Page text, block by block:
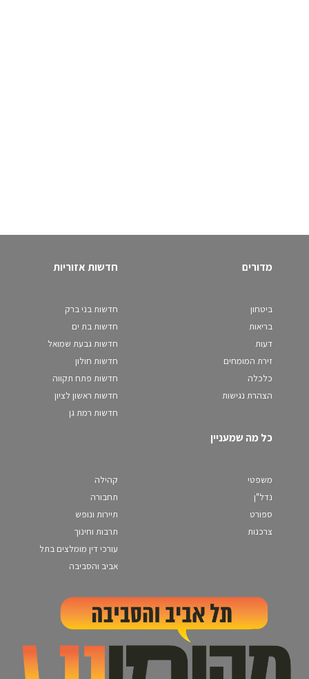
מדורים
ביטחון
בריאות
דעות
זירת המומחים
כלכלה
הצהרת נגישות
חדשות אזוריות
חדשות בני ברק
חדשות בת ים
חדשות גבעת שמואל
חדשות חולון
חדשות פתח תקווה
חדשות ראשון לציון
חדשות רמת גן
כל מה שמעניין
משפטי
נדל"ן
ספורט
צרכנות
קהילה
תחבורה
תיירות ונופש
תרבות וחינוך
עורכי דין מומלצים בתל
אביב והסביבה